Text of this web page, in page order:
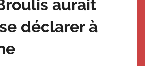
aurait
déclarer à